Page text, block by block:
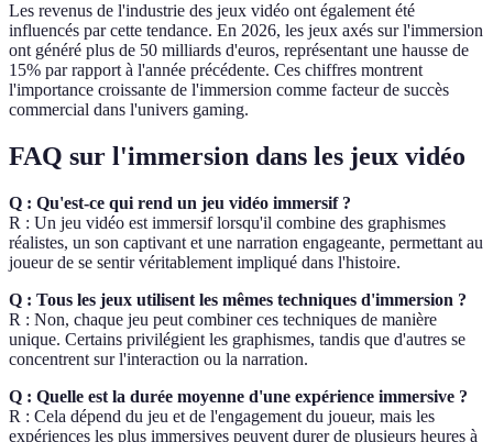
Les revenus de l'industrie des jeux vidéo ont également été
influencés par cette tendance. En 2026, les jeux axés sur l'immersion
ont généré plus de 50 milliards d'euros, représentant une hausse de
15% par rapport à l'année précédente. Ces chiffres montrent
l'importance croissante de l'immersion comme facteur de succès
commercial dans l'univers gaming.
FAQ sur l'immersion dans les jeux vidéo
Q : Qu'est-ce qui rend un jeu vidéo immersif ?
R : Un jeu vidéo est immersif lorsqu'il combine des graphismes
réalistes, un son captivant et une narration engageante, permettant au
joueur de se sentir véritablement impliqué dans l'histoire.
Q : Tous les jeux utilisent les mêmes techniques d'immersion ?
R : Non, chaque jeu peut combiner ces techniques de manière
unique. Certains privilégient les graphismes, tandis que d'autres se
concentrent sur l'interaction ou la narration.
Q : Quelle est la durée moyenne d'une expérience immersive ?
R : Cela dépend du jeu et de l'engagement du joueur, mais les
expériences les plus immersives peuvent durer de plusieurs heures à